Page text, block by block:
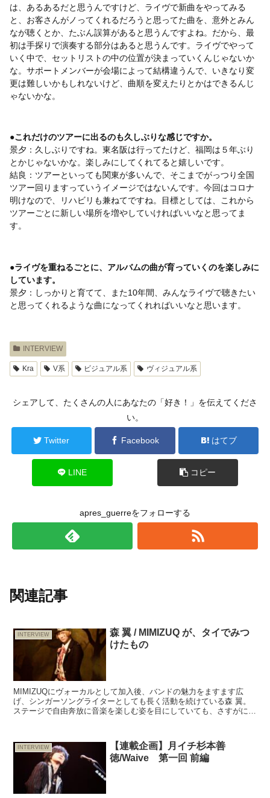
は、あるあるだと思うんですけど、ライヴで新曲をやってみる
と、お客さんがノってくれるだろうと思ってた曲を、意外とみん
なが聴くとか、たぶん誤算があると思うんですよね。だから、最
初は手探りで演奏する部分はあると思うんです。ライヴでやって
いく中で、セットリストの中の位置が決まっていくんじゃないか
な。サポートメンバーが会場によって結構違うんで、いきなり変
更は難しいかもしれないけど、曲順を変えたりとかはできるんじ
ゃないかな。
●これだけのツアーに出るのも久しぶりな感じですか。
景夕：久しぶりですね。東名阪は行ってたけど、福岡は５年ぶり
とかじゃないかな。楽しみにしてくれてると嬉しいです。
結良：ツアーといっても関東が多いんで、そこまでがっつり全国
ツアー回りますっていうイメージではないんです。今回はコロナ
明けなので、リハビリも兼ねてですね。目標としては、これから
ツアーごとに新しい場所を増やしていければいいなと思ってま
す。
●ライヴを重ねるごとに、アルバムの曲が育っていくのを楽しみに
しています。
景夕：しっかりと育てて、また10年間、みんなライヴで聴きたい
と思ってくれるような曲になってくれればいいなと思います。
INTERVIEW
Kra V系 ビジュアル系 ヴィジュアル系
シェアして、たくさんの人にあなたの「好き！」を伝えてくださ
い。
Twitter Facebook はてブ
LINE コピー
apres_guerreをフォローする
関連記事
INTERVIEW
森 翼 / MIMIZUQ が、タイでみつ
けたもの
MIMIZUQにヴォーカルとして加入後、バンドの魅力をますます広
げ、シンガーソングライターとしても長く活動を続けている森 翼。
ステージで自由奔放に音楽を楽しむ姿を目にしていても、さすがに
INTERVIEW
【連載企画】月イチ杉本善
徳/Waive 第一回 前編